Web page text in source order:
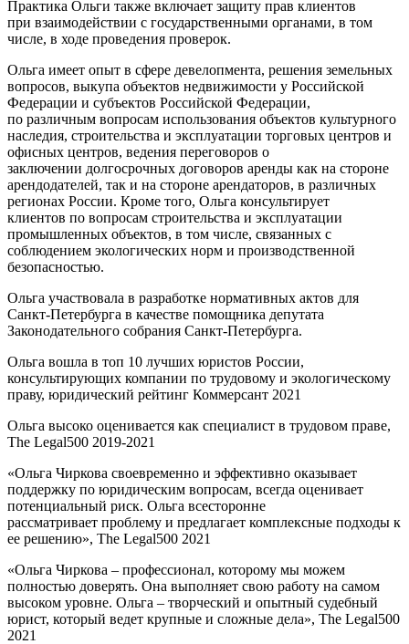
Практика Ольги также включает защиту прав клиентов
при взаимодействии с государственными органами, в том
числе, в ходе проведения проверок.
Ольга имеет опыт в сфере девелопмента, решения земельных
вопросов, выкупа объектов недвижимости у Российской
Федерации и субъектов Российской Федерации,
по различным вопросам использования объектов культурного
наследия, строительства и эксплуатации торговых центров и
офисных центров, ведения переговоров о
заключении долгосрочных договоров аренды как на стороне
арендодателей, так и на стороне арендаторов, в различных
регионах России. Кроме того, Ольга консультирует
клиентов по вопросам строительства и эксплуатации
промышленных объектов, в том числе, связанных с
соблюдением экологических норм и производственной
безопасностью.
Ольга участвовала в разработке нормативных актов для
Санкт-Петербурга в качестве помощника депутата
Законодательного собрания Санкт-Петербурга.
Ольга вошла в топ 10 лучших юристов России,
консультирующих компании по трудовому и экологическому
праву, юридический рейтинг Коммерсант 2021
Ольга высоко оценивается как специалист в трудовом праве,
The Legal500 2019-2021
«Ольга Чиркова своевременно и эффективно оказывает
поддержку по юридическим вопросам, всегда оценивает
потенциальный риск. Ольга всесторонне
рассматривает проблему и предлагает комплексные подходы к
ее решению», The Legal500 2021
«Ольга Чиркова – профессионал, которому мы можем
полностью доверять. Она выполняет свою работу на самом
высоком уровне. Ольга – творческий и опытный судебный
юрист, который ведет крупные и сложные дела», The Legal500
2021